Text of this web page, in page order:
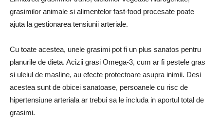
grasimilor animale si alimentelor fast-food procesate poate
ajuta la gestionarea tensiunii arteriale.
Cu toate acestea, unele grasimi pot fi un plus sanatos pentru
planurile de dieta. Acizii grasi Omega-3, cum ar fi pestele gras
si uleiul de masline, au efecte protectoare asupra inimii. Desi
acestea sunt de obicei sanatoase, persoanele cu risc de
hipertensiune arteriala ar trebui sa le includa in aportul total de
grasimi.